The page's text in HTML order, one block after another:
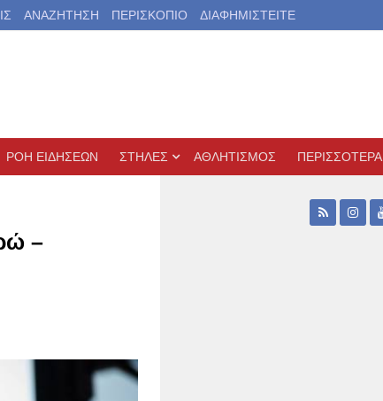
ΑΝΑΖΗΤΗΣΗ ΠΕΡΙΣΚΟΠΙΟ ΔΙΑΦΗΜΙΣΤΕΙΤΕ
ΡΟΗ ΕΙΔΗΣΕΩΝ ΣΤΗΛΕΣ ΑΘΛΗΤΙΣΜΟΣ ΠΕΡΙΣΣΟΤΕΡΑ
–